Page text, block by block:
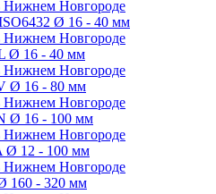
Ø 16 - 40 мм
Ø 16 - 40 мм
Ø 16 - 80 мм
Ø 16 - 100 мм
Ø 12 - 100 мм
160 - 320 мм